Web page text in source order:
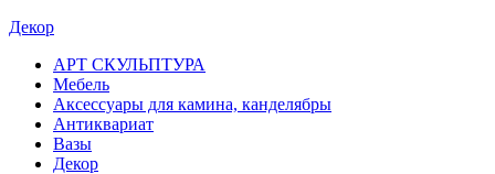
Декор
АРТ СКУЛЬПТУРА
Мебель
Аксессуары для камина, канделябры
Антиквариат
Вазы
Декор